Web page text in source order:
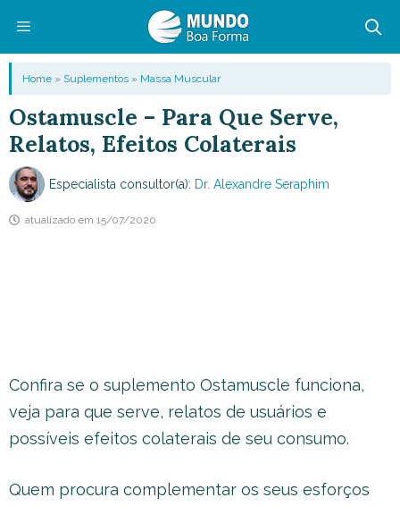
conteúdo
Menu
Home » Suplementos » Massa Muscular
Ostamuscle – Para Que Serve,
Relatos, Efeitos Colaterais
Especialista consultor(a): Dr. Alexandre Seraphim
atualizado em 15/07/2020
Confira se o suplemento Ostamuscle funciona,
veja para que serve, relatos de usuários e
possíveis efeitos colaterais de seu consumo.
Quem procura complementar os seus esforços